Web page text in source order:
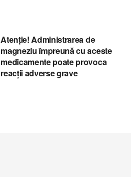
Atenție! Administrarea de
magneziu împreună cu aceste
medicamente poate provoca
reacții adverse grave